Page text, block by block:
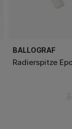
BALLOGRAF
Radierspitze